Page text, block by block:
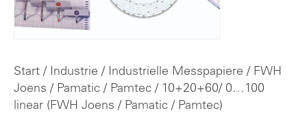
Start / Industrie / Industrielle Messpapiere / FWH
Joens / Pamatic / Pamtec / 10+20+60/ 0…100
linear (FWH Joens / Pamatic / Pamtec)